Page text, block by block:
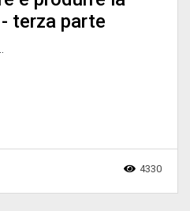
terza parte
4330